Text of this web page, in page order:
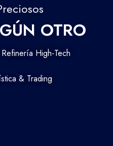
OTRO
High-Tech
& Trading